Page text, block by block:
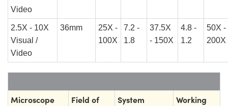
Video
2.5X - 10X
Visual /
Video
36mm
25X -
100X
7.2 -
1.8
37.5X
- 150X
4.8 -
1.2
50X -
200X
Microscope
Field of
System
Working